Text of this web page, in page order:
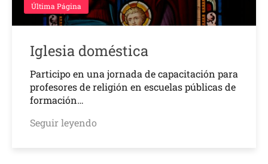
Última Página
Iglesia doméstica
Participo en una jornada de capacitación para
profesores de religión en escuelas públicas de
formación…
Seguir leyendo